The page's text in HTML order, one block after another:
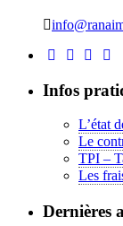
Infos
L’état
Le
TPI –
Les
Dernières